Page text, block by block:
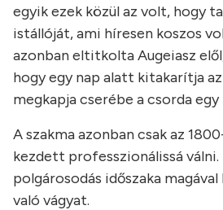
egyik ezek közül az volt, hogy
istállóját, ami híresen koszos
azonban eltitkolta Augeiasz
hogy egy nap alatt kitakarítja
megkapja cserébe a csorda
A szakma azonban csak az
kezdett professzionálissá válni.
polgárosodás időszaka
való vágyat.